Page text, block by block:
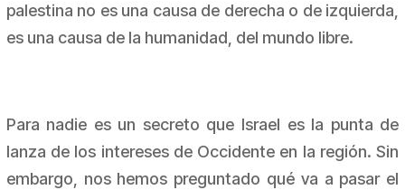
palestina no es una causa de derecha o de izquierda,
es una causa de la humanidad, del mundo libre.
Para nadie es un secreto que Israel es la punta de
lanza de los intereses de Occidente en la región. Sin
embargo, nos hemos preguntado qué va a pasar el